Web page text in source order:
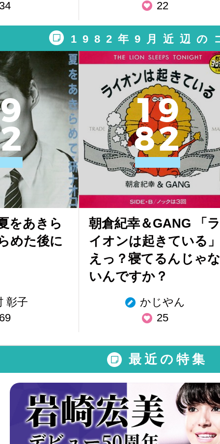
22
1982年9月近辺の
9
2
をあきら
めた後に
彰子
19
82
朝倉紀幸＆GANG 「ラ
イオンは起きている」
えっ？寝てるんじゃな
いんですか？
かじやん
25
最近の特集